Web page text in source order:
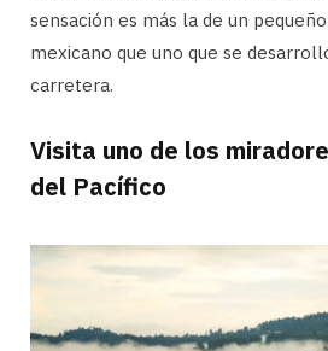
sensación es más la de un
mexicano que uno que se
carretera.
Visita uno de los
del Pacífico